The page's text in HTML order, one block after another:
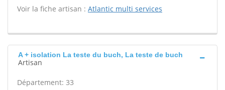
Voir la fiche artisan : Atlantic multi services
A + isolation La teste du buch, La teste de buch
Artisan
Département: 33